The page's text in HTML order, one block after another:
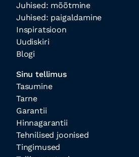
Juhised: mõõtmine
Juhised: paigaldamine
Inspiratsioon
Uudiskiri
Blogi
Sinu tellimus
Tasumine
Tarne
Garantii
Hinnagarantii
Tehnilised joonised
Tingimused